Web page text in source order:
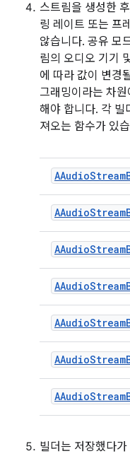
스트림을 생성한
링 레이트 또는 프
않습니다. 공유 모
림의 오디오 기기
에 따라 값이 변경
그래밍이라는 차
해야 합니다. 각 빌
져오는 함수가 있
빌더는 저장했다